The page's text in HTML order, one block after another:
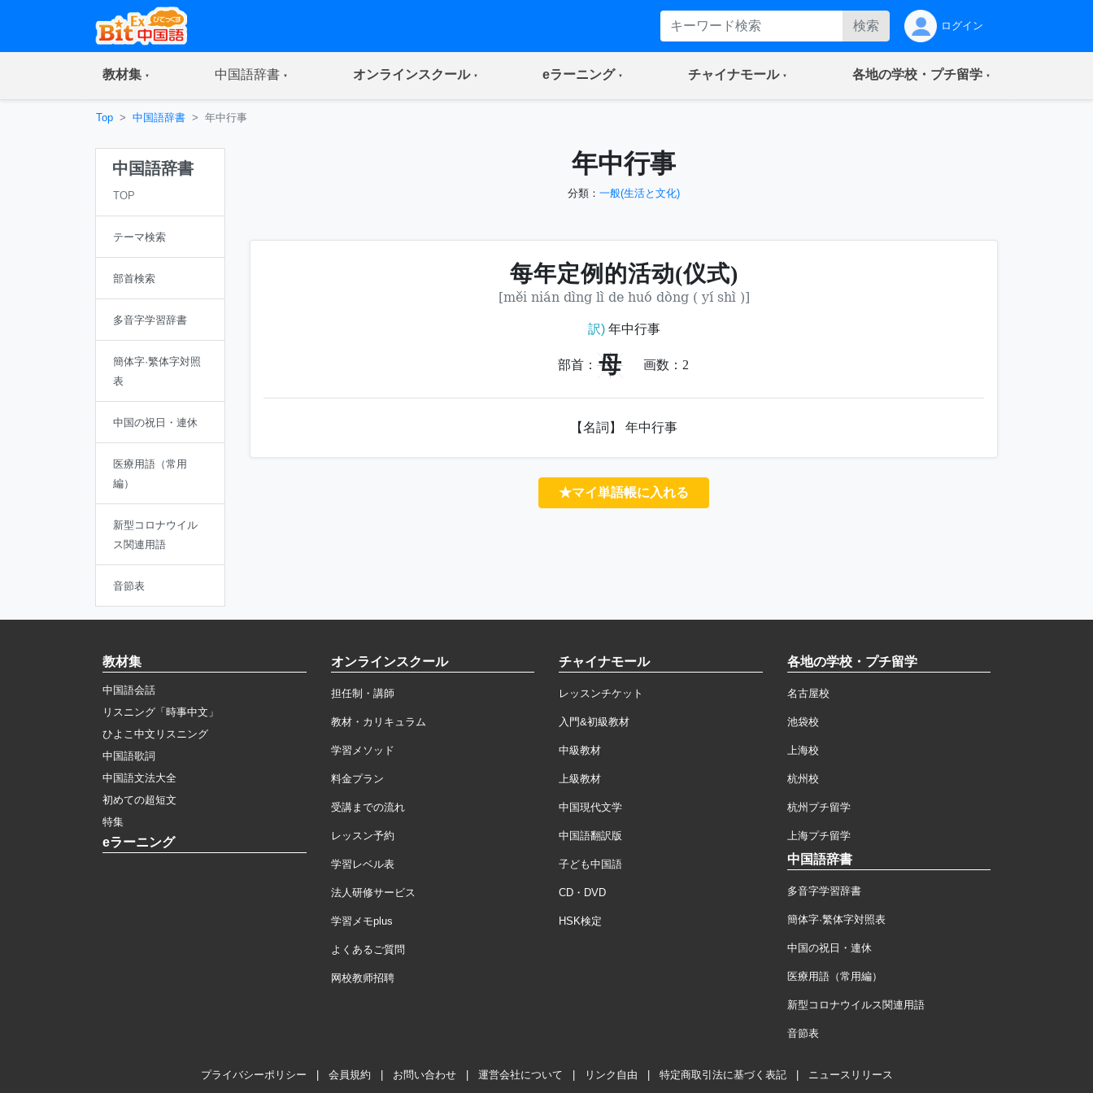
検索 ログイン
教材集(current) 中国語辞書(current) オンラインスクール(current) eラーニング(current) チャイナモール(current) 各地の学校・プチ留学(current)
Top 中国語辞書 年中行事
中国語辞書
TOP
テーマ検索
部首検索
多音字学習辞書
簡体字·繁体字対照
表
中国の祝日・連休
医療用語（常用
編）
新型コロナウイル
ス関連用語
音節表
年中行事
分類： 一般(生活と文化)
每年定例的活动(仪式)
[měi nián dìng lì de huó dòng ( yí shì )]
訳)年中行事
部首： 母 画数： 2
【名詞】 年中行事
★マイ単語帳に入れる
教材集
中国語会話
リスニング「時事中文」
ひよこ中文リスニング
中国語歌詞
中国語文法大全
初めての超短文
特集
eラーニング
オンラインスクール
担任制・講師
教材・カリキュラム
学習メソッド
料金プラン
受講までの流れ
レッスン予約
学習レベル表
法人研修サービス
学習メモplus
よくあるご質問
网校教师招聘
チャイナモール
レッスンチケット
入門&初級教材
中級教材
上級教材
中国現代文学
中国語翻訳版
子ども中国語
CD・DVD
HSK検定
各地の学校・プチ留学
名古屋校
池袋校
上海校
杭州校
杭州プチ留学
上海プチ留学
中国語辞書
多音字学習辞書
簡体字·繁体字対照表
中国の祝日・連休
医療用語（常用編）
新型コロナウイルス関連用語
音節表
プライバシーポリシー 会員規約 お問い合わせ 運営会社について リンク自由 特定商取引法に基づく表記 ニュースリリース